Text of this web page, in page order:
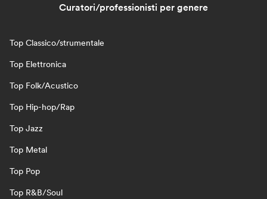
Curatori/professionisti per genere
Top Classico/strumentale
Top Elettronica
Top Folk/Acustico
Top Hip-hop/Rap
Top Jazz
Top Metal
Top Pop
Top R&B/Soul